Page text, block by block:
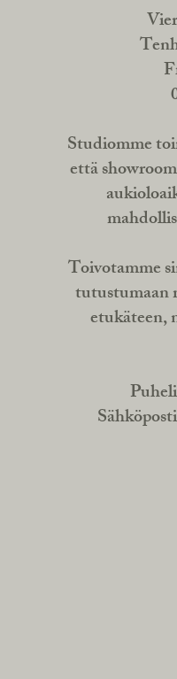
Studiomme
että
Toivotamme
tutustumaan
etukäteen,